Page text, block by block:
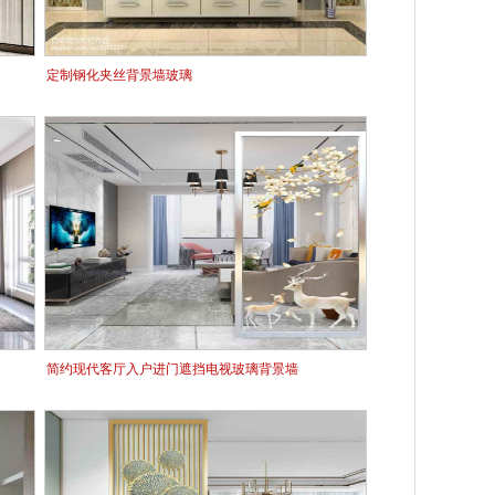
定制钢化夹丝背景墙玻璃
简约现代客厅入户进门遮挡电视玻璃背景墙